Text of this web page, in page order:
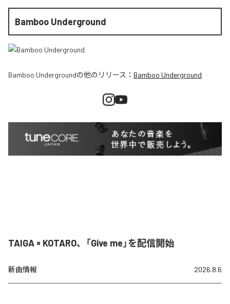
Bamboo Underground
Bamboo Undergroundの他のリリース： Bamboo Underground
TAIGA × KOTARO、「Give me」を配信開始
新曲情報 2026.8.6